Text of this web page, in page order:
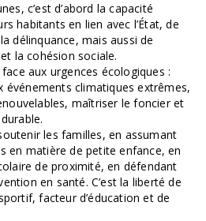
c’est d’abord la capacité
habitants en lien avec l’État, de
délinquance, mais aussi de
la cohésion sociale.
face aux urgences écologiques :
événements climatiques extrêmes,
maîtriser le foncier et
les familles, en assumant
en matière de petite enfance, en
de proximité, en défendant
en santé. C’est la liberté de
facteur d’éducation et de